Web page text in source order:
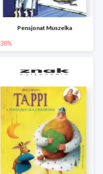
Pensjonat Muszelka
38%